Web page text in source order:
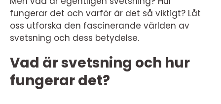
fungerar det och varför är det så viktigt? Låt
oss utforska den fascinerande världen av
svetsning och dess betydelse.
Vad är svetsning och hur
fungerar det?